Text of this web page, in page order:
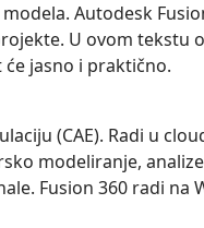
Autodesk
U ovom
jasno i praktično.
(CAE). Radi u
modeliranje,
Fusion 360 radi na